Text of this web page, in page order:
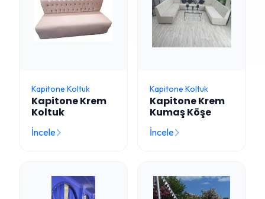
Kapitone Koltuk
Kapitone Krem
Koltuk
İncele
Kapitone Koltuk
Kapitone Krem
Kumaş Köşe
İncele